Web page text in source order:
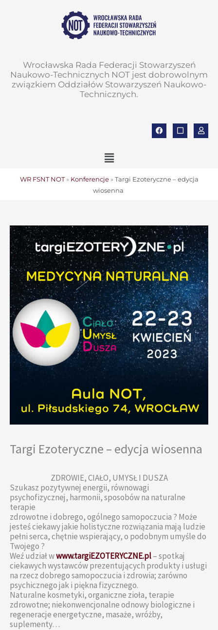
Wrocławska Rada Federacji Stowarzyszeń
Naukowo-Technicznych NOT jest dobrowolnym
związkiem Oddziałów Stowarzyszeń Naukowo-
Technicznych.
F
a
c
k
S
q
u
U
s
e
Main
Menu
WR FSNT NOT» Konferencje»Targi Ezoteryczne – edycja
wiosenna
Targi Ezoteryczne – edycja wiosenna
ZDROWIE, CIAŁO, UMYSŁ I DUSZA
Szukasz pozytywnej energii, równowagi
psychofizycznej, harmonii, sposobów na naturalne
terapie
zdrowotne i dobrego, ogólnego samopoczucia ? Może
jesteś ciekawy jakie holistyczne rozwiązania mają ludzie
pełni serca, chętnie wspierający, o podobnym umyśle do
Twojego ?
Weź udział wwww.targiEZOTERYCZNE.pl– spotkaj
ciekawych wystawców prezentujących produkty i usługi
na rzecz dobrego samopoczucia i zdrowia; zarówno
psychicznego jak i piękna fizycznego.
Naturalne kosmetyki, organiczne zioła, terapie
zdrowotne; niekonwencjonalne odnowy biologiczne i
regeneracje energetyczne, masaże, wróżby,
suplementy…